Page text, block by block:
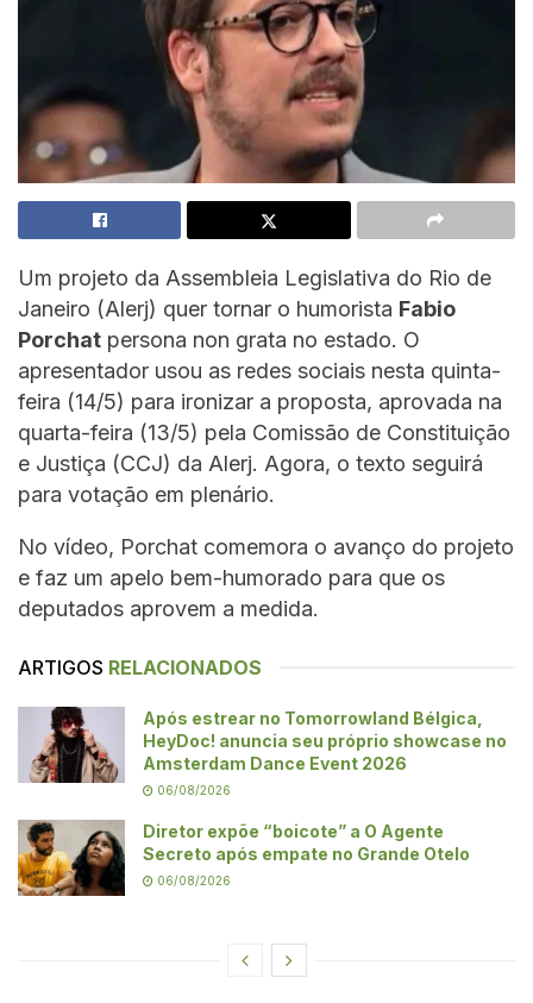
Um projeto da Assembleia Legislativa do Rio de
Janeiro (Alerj) quer tornar o humorista Fabio
Porchat persona non grata no estado. O
apresentador usou as redes sociais nesta quinta-
feira (14/5) para ironizar a proposta, aprovada na
quarta-feira (13/5) pela Comissão de Constituição
e Justiça (CCJ) da Alerj. Agora, o texto seguirá
para votação em plenário.
No vídeo, Porchat comemora o avanço do projeto
e faz um apelo bem-humorado para que os
deputados aprovem a medida.
ARTIGOS RELACIONADOS
Após estrear no Tomorrowland Bélgica,
HeyDoc! anuncia seu próprio showcase no
Amsterdam Dance Event 2026
06/08/2026
Diretor expõe “boicote” a O Agente
Secreto após empate no Grande Otelo
06/08/2026